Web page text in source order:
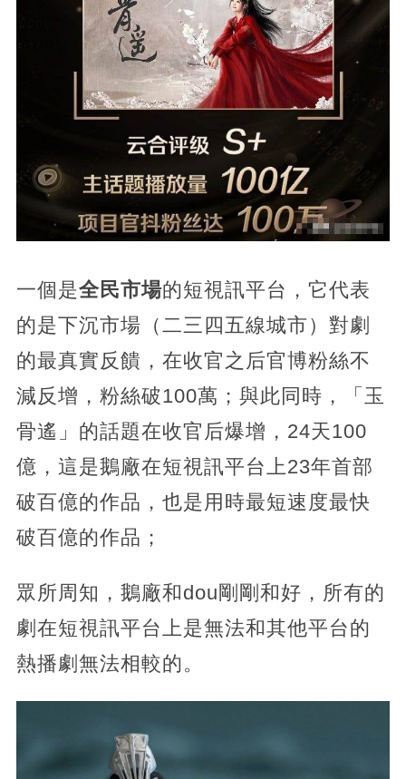
一個是全民市場的短視訊平台，它代表
的是下沉市場（二三四五線城市）對劇
的最真實反饋，在收官之后官博粉絲不
減反增，粉絲破100萬；與此同時，「玉
骨遙」的話題在收官后爆增，24天100
億，這是鵝廠在短視訊平台上23年首部
破百億的作品，也是用時最短速度最快
破百億的作品；
眾所周知，鵝廠和dou剛剛和好，所有的
劇在短視訊平台上是無法和其他平台的
熱播劇無法相較的。